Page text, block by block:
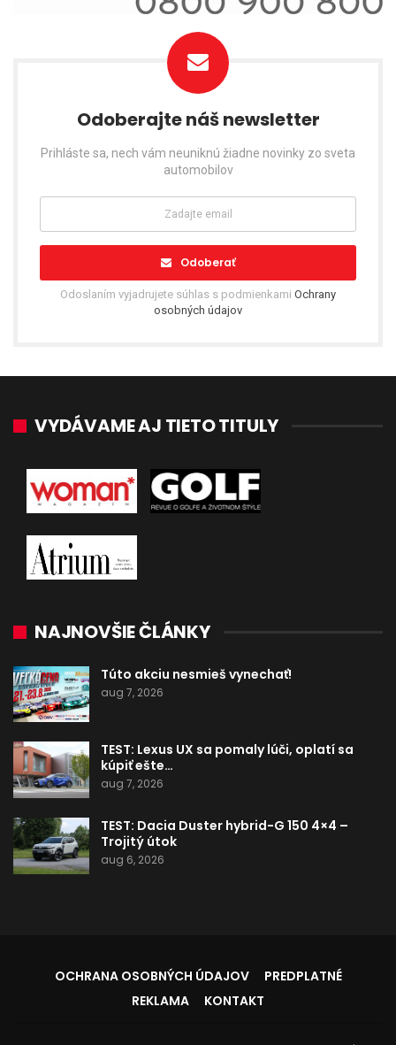
Odoberajte náš newsletter
Prihláste sa, nech vám neuniknú žiadne novinky zo sveta
automobilov
Odoberať
Odoslaním vyjadrujete súhlas s podmienkami Ochrany
osobných údajov
VYDÁVAME AJ TIETO TITULY
NAJNOVŠIE ČLÁNKY
Túto akciu nesmieš vynechať!
aug 7, 2026
TEST: Lexus UX sa pomaly lúči, oplatí sa
kúpiť ešte…
aug 7, 2026
TEST: Dacia Duster hybrid-G 150 4×4 –
Trojitý útok
aug 6, 2026
OCHRANA OSOBNÝCH ÚDAJOV
PREDPLATNÉ
REKLAMA
KONTAKT